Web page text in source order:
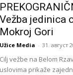
Vežba jedinica
Mokroj Gori
Užice Media - 31. август
Cilj vežbe na Belom
uslovima prikaže